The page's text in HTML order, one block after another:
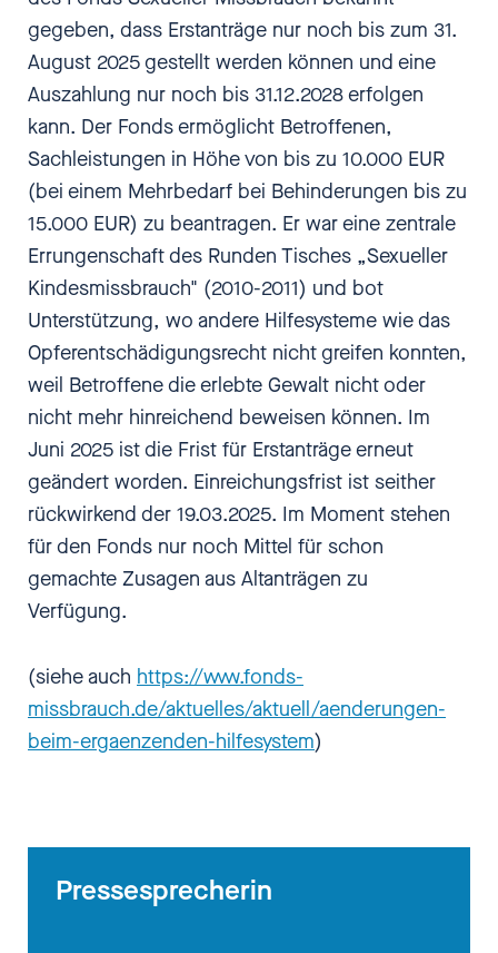
gegeben, dass Erstanträge nur noch bis zum 31.
August 2025 gestellt werden können und eine
Auszahlung nur noch bis 31.12.2028 erfolgen
kann. Der Fonds ermöglicht Betroffenen,
Sachleistungen in Höhe von bis zu 10.000 EUR
(bei einem Mehrbedarf bei Behinderungen bis zu
15.000 EUR) zu beantragen. Er war eine zentrale
Errungenschaft des Runden Tisches „Sexueller
Kindesmissbrauch" (2010-2011) und bot
Unterstützung, wo andere Hilfesysteme wie das
Opferentschädigungsrecht nicht greifen konnten,
weil Betroffene die erlebte Gewalt nicht oder
nicht mehr hinreichend beweisen können. Im
Juni 2025 ist die Frist für Erstanträge erneut
geändert worden. Einreichungsfrist ist seither
rückwirkend der 19.03.2025. Im Moment stehen
für den Fonds nur noch Mittel für schon
gemachte Zusagen aus Altanträgen zu
Verfügung.
(siehe auch https://www.fonds-
missbrauch.de/aktuelles/aktuell/aenderungen-
beim-ergaenzenden-hilfesystem)
Pressesprecherin